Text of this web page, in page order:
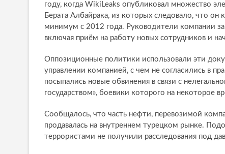
году, когда WikiLeaks опубликовал множество
Берата Албайрака, из которых следовало, что
минимум с 2012 года. Руководители компании
включая приём на работу новых сотрудников и
Оппозиционные политики использовали эти
управлении компанией, с чем не согласились в
посыпались новые обвинения в связи с
государством», боевики которого на
Сообщалось, что часть нефти, перевозимой
продавалась на внутреннем турецком рынке.
террористами не получили расследования под